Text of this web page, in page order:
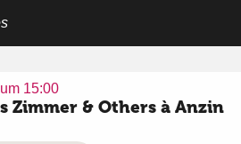
15:00
Zimmer & Others à Anzin